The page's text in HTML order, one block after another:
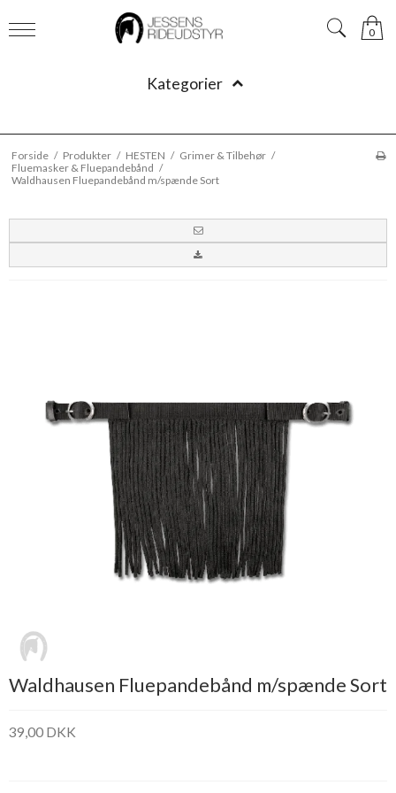
0
Kategorier
Forside / Produkter / HESTEN / Grimer & Tilbehør /
Fluemasker & Fluepandebånd /
Waldhausen Fluepandebånd m/spænde Sort
Waldhausen Fluepandebånd m/spænde Sort
39,00 DKK